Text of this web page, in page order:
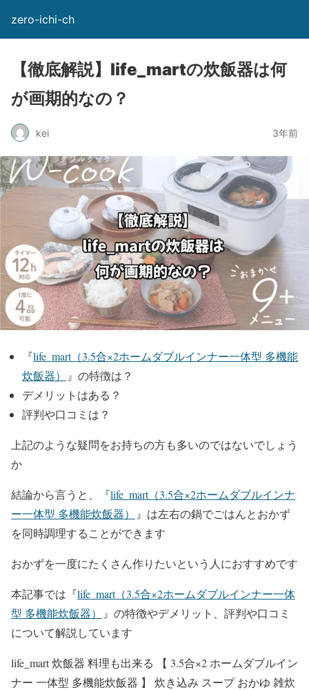
zero-ichi-ch
【徹底解説】life_martの炊飯器は何
が画期的なの？
kei 3年前
『life_mart（3.5合×2ホームダブルインナー一体型 多機能
炊飯器）
』の特徴は？
デメリットはある？
評判や口コミは？
上記のような疑問をお持ちの方も多いのではないでしょう
か
結論から言うと、『life_mart（3.5合×2ホームダブルインナ
ー一体型 多機能炊飯器）
』は左右の鍋でごはんとおかず
を同時調理することができます
おかずを一度にたくさん作りたいという人におすすめです
本記事では『life_mart（3.5合×2ホームダブルインナー一体
型 多機能炊飯器）
』の特徴やデメリット、評判や口コミ
について解説しています
life_mart 炊飯器 料理も出来る 【 3.5合×2 ホームダブルイン
ナー 一体型 多機能炊飯器 】 炊き込み スープ おかゆ 雑炊